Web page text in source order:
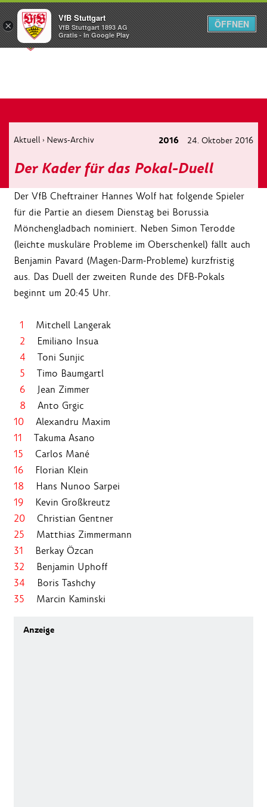
Menü
Aktuell › News-Archiv 2016 24. Oktober 2016
Der Kader für das Pokal-Duell
Der VfB Cheftrainer Hannes Wolf hat folgende Spieler
für die Partie an diesem Dienstag bei Borussia
Mönchengladbach nominiert. Neben Simon Terodde
(leichte muskuläre Probleme im Oberschenkel) fällt auch
Benjamin Pavard (Magen-Darm-Probleme) kurzfristig
aus. Das Duell der zweiten Runde des DFB-Pokals
beginnt um 20:45 Uhr.
1 Mitchell Langerak
2 Emiliano Insua
4
Toni Sunjic
5
Timo Baumgartl
6
Jean Zimmer
8
Anto Grgic
10 Alexandru Maxim
11 Takuma Asano
15 Carlos Mané
16 Florian Klein
18 Hans Nunoo Sarpei
19
Kevin Großkreutz
20
Christian Gentner
25 Matthias Zimmermann
31
Berkay Özcan
32 Benjamin Uphoff
34 Boris Tashchy
35 Marcin Kaminski
×
VfB Stuttgart
VfB Stuttgart 1893 AG
Gratis - In Google Play
ÖFFNEN